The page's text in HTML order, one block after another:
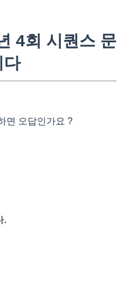
4회 시퀀스 문
다
면 오답인가요 ?
.